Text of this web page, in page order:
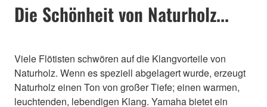
Die Schönheit von Naturholz...
Viele Flötisten schwören auf die Klangvorteile von
Naturholz. Wenn es speziell abgelagert wurde, erzeugt
Naturholz einen Ton von großer Tiefe; einen warmen,
leuchtenden, lebendigen Klang. Yamaha bietet ein